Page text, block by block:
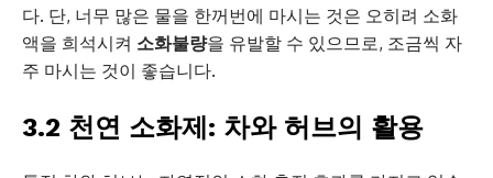
다. 단, 너무 많은 물을 한꺼번에 마시는 것은 오히려 소화
액을 희석시켜 소화불량을 유발할 수 있으므로, 조금씩 자
주 마시는 것이 좋습니다.
3.2 천연 소화제: 차와 허브의 활용